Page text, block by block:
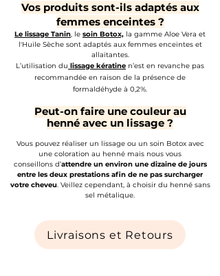
Vos produits sont-ils adaptés aux
femmes enceintes ?
Le lissage Tanin, le soin Botox, la gamme Aloe Vera et
l'Huile Sèche sont adaptés aux femmes enceintes et
allaitantes.
L’utilisation du lissage kératine n’est en revanche pas
recommandée en raison de la présence de
formaldéhyde à 0,2%.
Peut-on faire une couleur au
henné avec un lissage ?
Vous pouvez réaliser un lissage ou un soin Botox avec
une coloration au henné mais nous vous
conseillons d’attendre un environ une dizaine de jours
entre les deux prestations afin de ne pas surcharger
votre cheveu. Veillez cependant, à choisir du henné sans
sel métalique.
Livraisons et Retours